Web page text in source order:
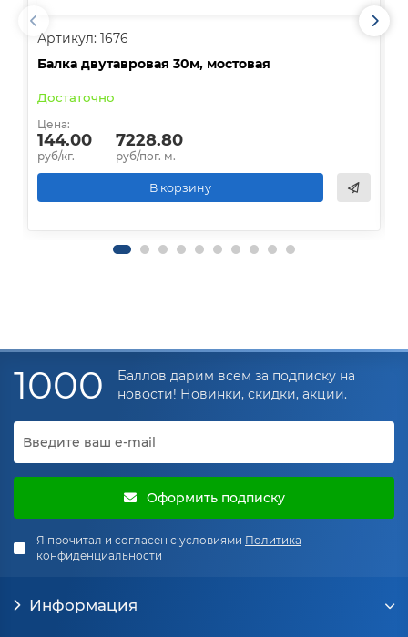
Артикул: 1676
Балка двутавровая 30м, мостовая
Достаточно
Цена:
144.00
руб/кг.
7228.80
руб/пог. м.
В корзину
1000
Баллов дарим всем за подписку на
новости! Новинки, скидки, акции.
Оформить подписку
Я прочитал и согласен с условиями Политика
конфиденциальности
Информация